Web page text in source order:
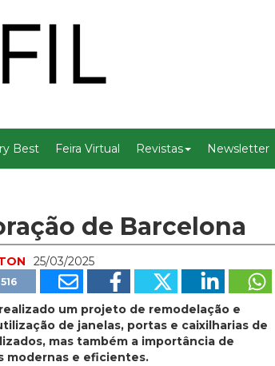
Best Feira Virtual Revistas Newsletter
de Barcelona
25/03/2025
516
um projeto de remodelação e
de janelas, portas e caixilharias de
mas também a importância de
modernas e eficientes.